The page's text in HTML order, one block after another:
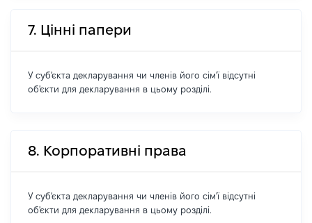
7. Цінні папери
У суб'єкта декларування чи членів його сім'ї відсутні
об'єкти для декларування в цьому розділі.
8. Корпоративні права
У суб'єкта декларування чи членів його сім'ї відсутні
об'єкти для декларування в цьому розділі.